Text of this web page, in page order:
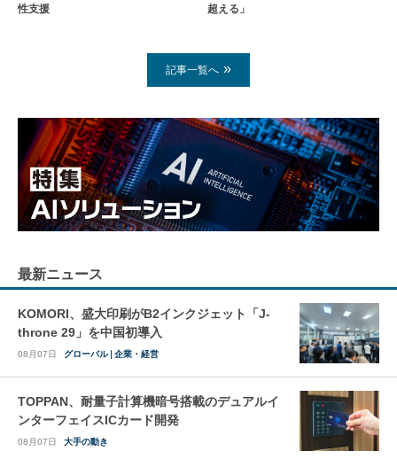
性支援
超える」
記事一覧へ
最新ニュース
KOMORI、盛大印刷がB2インクジェット「J-
throne 29」を中国初導入
08月07日 グローバル 企業・経営
TOPPAN、耐量子計算機暗号搭載のデュアルイ
ンターフェイスICカード開発
08月07日 大手の動き